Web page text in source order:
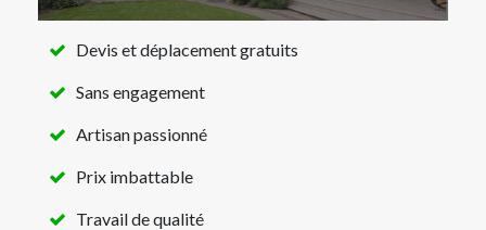
Devis et déplacement gratuits
Sans engagement
Artisan passionné
Prix imbattable
Travail de qualité